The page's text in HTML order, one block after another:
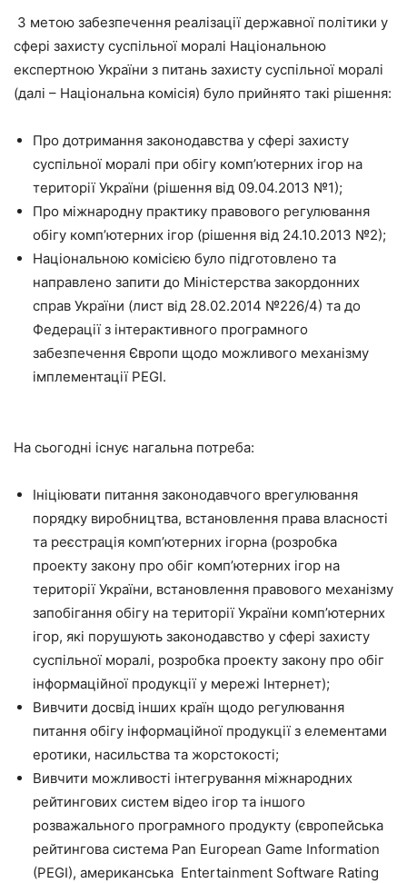
З метою забезпечення реалізації державної політики у
сфері захисту суспільної моралі Національною
експертною України з питань захисту суспільної моралі
(далі – Національна комісія) було прийнято такі рішення:
Про дотримання законодавства у сфері захисту
суспільної моралі при обігу комп’ютерних ігор на
території України (рішення від 09.04.2013 №1);
Про міжнародну практику правового регулювання
обігу комп’ютерних ігор (рішення від 24.10.2013 №2);
Національною комісією було підготовлено та
направлено запити до Міністерства закордонних
справ України (лист від 28.02.2014 №226/4) та до
Федерації з інтерактивного програмного
забезпечення Європи щодо можливого механізму
імплементації PEGI.
На сьогодні існує нагальна потреба:
Ініціювати питання законодавчого врегулювання
порядку виробництва, встановлення права власності
та реєстрація комп’ютерних ігорна (розробка
проекту закону про обіг комп’ютерних ігор на
території України, встановлення правового механізму
запобігання обігу на території України комп’ютерних
ігор, які порушують законодавство у сфері захисту
суспільної моралі, розробка проекту закону про обіг
інформаційної продукції у мережі Інтернет);
Вивчити досвід інших країн щодо регулювання
питання обігу інформаційної продукції з елементами
еротики, насильства та жорстокості;
Вивчити можливості інтегрування міжнародних
рейтингових систем відео ігор та іншого
розважального програмного продукту (європейська
рейтингова система Pan European Game Information
(PEGI), американська Entertainment Software Rating